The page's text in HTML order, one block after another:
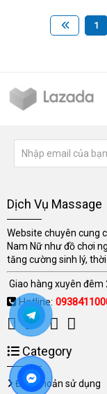
1
Dịch Vụ Massage
Website chuyên cung
Nam Nữ như đồ chơi
tăng cường sinh lý,
Giao hàng xuyên
Hotline:
Category
Điều khoản sử dụng